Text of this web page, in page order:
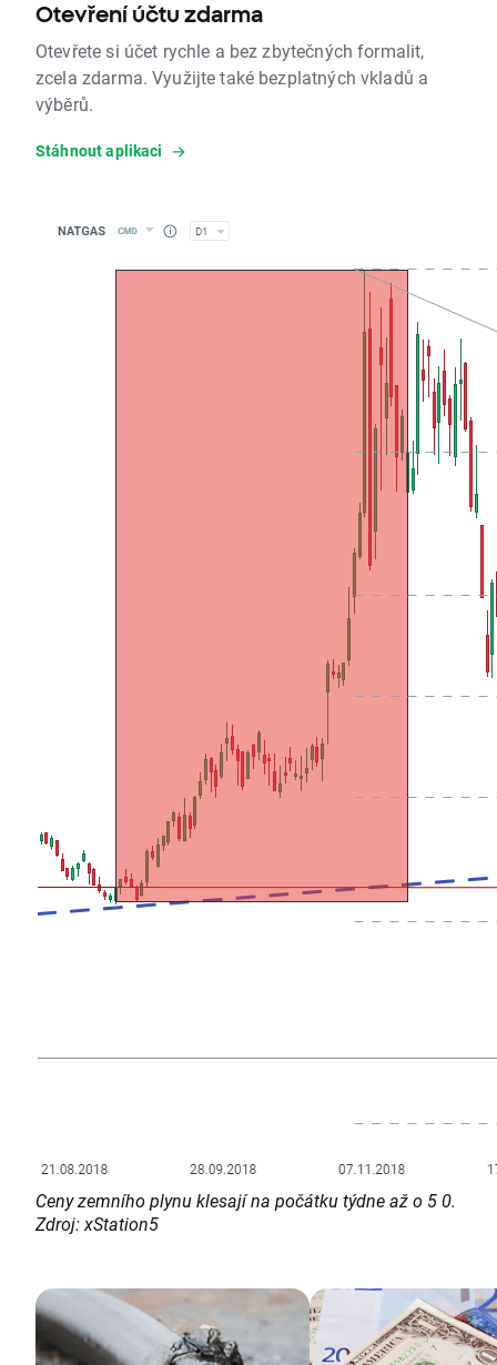
Otevření účtu zdarma
Otevřete si účet rychle a bez zbytečných formalit,
zcela zdarma. Využijte také bezplatných vkladů a
výběrů.
Stáhnout aplikaci
Ceny zemního plynu klesají na počátku týdne až o 5 0.
Zdroj: xStation5